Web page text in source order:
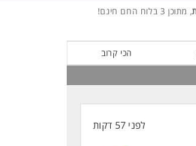
, מתוכן 3 בלוח החם חינם!
הכי קרוב
לפני 57 דקות